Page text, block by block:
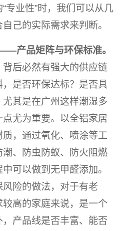
专业性”时，我们可以从几
己的实际需求来判断。
产品矩阵与环保标准。
后必然有强大的供应链
是否环保达标？是否具
其是在广州这样潮湿多
尤为重要。以全铝家居
，通过氧化、喷涂等工
、防虫防蚁、防火阻燃
可以做到无甲醛添加。
险的做法，对于有老
高的家庭来说，是一个
产品线是否丰富、能否